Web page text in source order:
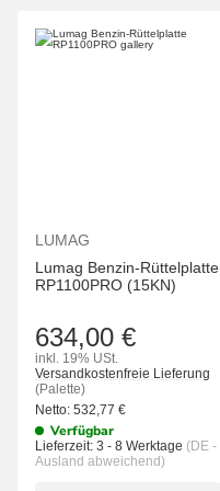
LUMAG
Lumag Benzin-Rüttelplatte
RP1100PRO (15KN)
634,00 €
inkl. 19% USt.
Versandkostenfreie Lieferung
(Palette)
Netto: 532,77 €
Verfügbar
Lieferzeit: 3 - 8 Werktage (DE -
Ausland abweichend)